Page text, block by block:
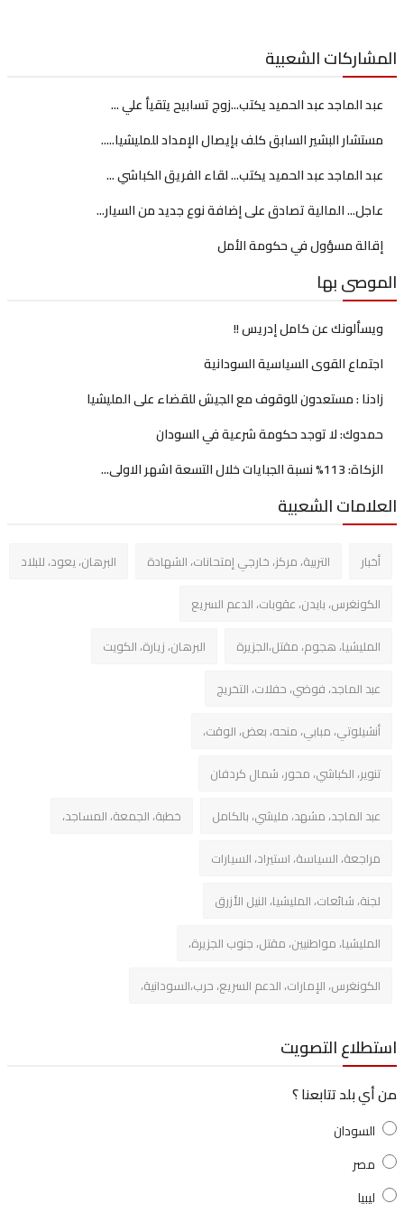
الشعبية
الماجد عبد الحميد يكتب...زوج تسابيح يتقيأ علي ...
البشير السابق كلف بإيصال الإمداد للمليشيا.....
الماجد عبد الحميد يكتب... لقاء الفريق الكباشي ...
المالية تصادق على إضافة نوع جديد من السيار...
مسؤول في حكومة الأمل
بها
عن كامل إدريس !!
القوى السياسية السودانية
: مستعدون للوقوف مع الجيش للقضاء على المليشيا
لا توجد حكومة شرعية في السودان
خلال التسعة اشهر الاولى...
الشعبية
التربية، مركز، خارجي إمتحانات، الشهادة
البرهان، يعود، للبلاد
بايدن، عقوبات، الدعم السريع
هجوم، مقتل،الجزيرة
البرهان، زيارة، الكويت
الماجد، فوضي، حفلات، التخريج
مبابي، منحه، بعض، الوقت،
الكباشي، محور، شمال كردفان
الماجد، مشهد، مليشي، بالكامل
خطبة، الجمعة، المساجد،
السياسة، استيراد، السيارات
شائعات، المليشيا، النيل الأزرق
مواطنيين، مقتل، جنوب الجزيرة،
الإمارات، الدعم السريع، حرب،السودانية،
التصويت
بلد تتابعنا ؟